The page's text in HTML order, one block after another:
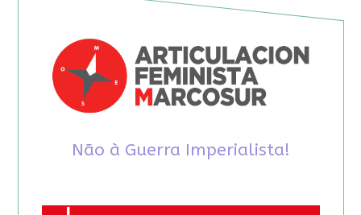
Não à Guerra Imperialista!